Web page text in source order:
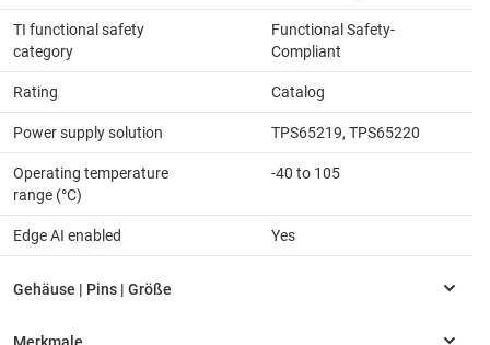
TI functional safety
category
Functional Safety-
Compliant
Rating Catalog
Power supply solution TPS65219, TPS65220
Operating temperature
range (°C)
-40 to 105
Edge AI enabled Yes